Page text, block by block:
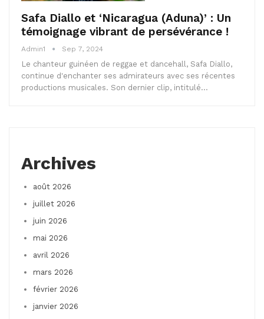
Safa Diallo et ‘Nicaragua (Aduna)’ : Un
témoignage vibrant de persévérance !
Admin1 Sep 7, 2024
Le chanteur guinéen de reggae et dancehall, Safa Diallo,
continue d'enchanter ses admirateurs avec ses récentes
productions musicales. Son dernier clip, intitulé…
Archives
août 2026
juillet 2026
juin 2026
mai 2026
avril 2026
mars 2026
février 2026
janvier 2026